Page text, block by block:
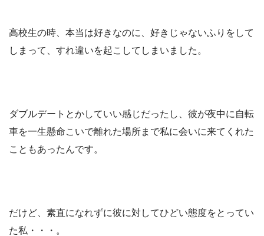
高校生の時、本当は好きなのに、好きじゃないふりをして
しまって、すれ違いを起こしてしまいました。
ダブルデートとかしていい感じだったし、彼が夜中に自転
車を一生懸命こいで離れた場所まで私に会いに来てくれた
こともあったんです。
だけど、素直になれずに彼に対してひどい態度をとってい
た私・・・。